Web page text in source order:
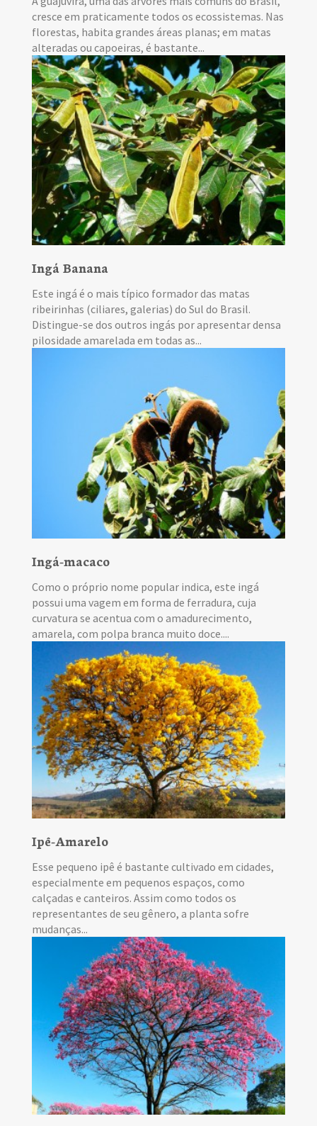
cresce em praticamente todos os ecossistemas. Nas
florestas, habita grandes áreas planas; em matas
alteradas ou capoeiras, é bastante...
Ingá Banana
Este ingá é o mais típico formador das matas
ribeirinhas (ciliares, galerias) do Sul do Brasil.
Distingue-se dos outros ingás por apresentar densa
pilosidade amarelada em todas as...
Ingá-macaco
Como o próprio nome popular indica, este ingá
possui uma vagem em forma de ferradura, cuja
curvatura se acentua com o amadurecimento,
amarela, com polpa branca muito doce....
Ipê-Amarelo
Esse pequeno ipê é bastante cultivado em cidades,
especialmente em pequenos espaços, como
calçadas e canteiros. Assim como todos os
representantes de seu gênero, a planta sofre
mudanças...